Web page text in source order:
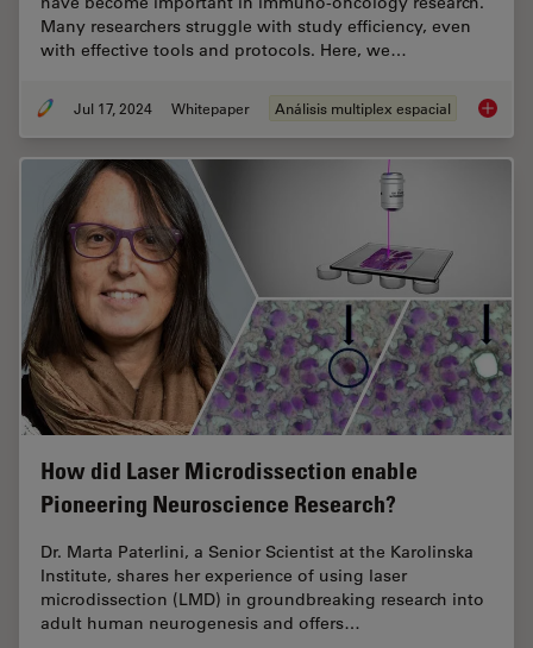
Many researchers struggle with study efficiency, even
with effective tools and protocols. Here, we…
Jul 17, 2024 Whitepaper Análisis multiplex espacial
How did Laser Microdissection enable
Pioneering Neuroscience Research?
Dr. Marta Paterlini, a Senior Scientist at the Karolinska
Institute, shares her experience of using laser
microdissection (LMD) in groundbreaking research into
adult human neurogenesis and offers…